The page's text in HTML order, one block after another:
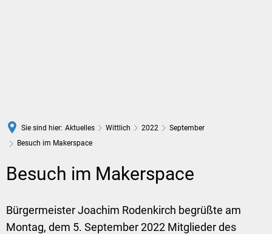
Sie sind hier: Aktuelles Wittlich 2022
September
Besuch im Makerspace
Besuch im Makerspace
Bürgermeister Joachim Rodenkirch begrüßte am
Montag, dem 5. September 2022 Mitglieder des